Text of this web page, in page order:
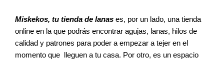
Miskekos, tu tienda de lanas es, por un lado, una tienda
online en la que podrás encontrar agujas, lanas, hilos de
calidad y patrones para poder a empezar a tejer en el
momento que  lleguen a tu casa. Por otro, es un espacio